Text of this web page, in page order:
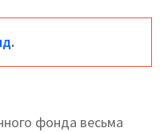
.
фонда весьма